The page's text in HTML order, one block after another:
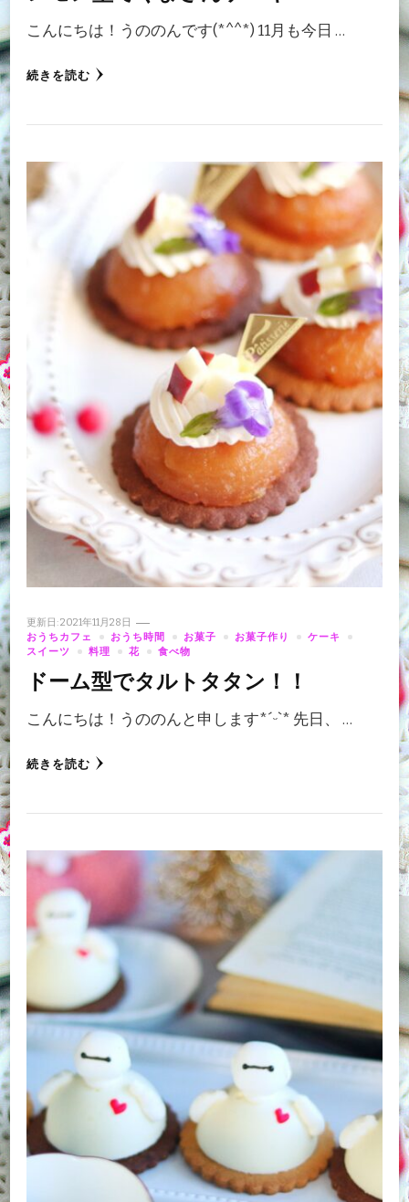
こんにちは！うののんです(*^^*) 11月も今日 …
続きを読む
更新日:2021年11月28日
おうちカフェ
おうち時間 お菓子 お菓子作り
ケーキ
スイーツ
料理 花 食べ物
ドーム型でタルトタタン！！
こんにちは！うののんと申します‪*ˊᵕˋ* 先日、 …
続きを読む